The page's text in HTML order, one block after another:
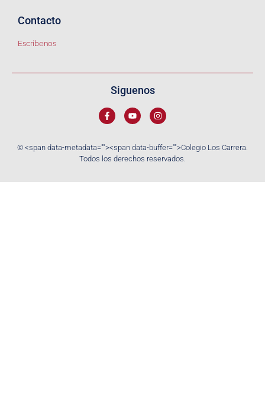
Contacto
Escríbenos
© <span data-metadata=""><span data-buffer="">Colegio Los Carrera.
Todos los derechos reservados.
Siguenos